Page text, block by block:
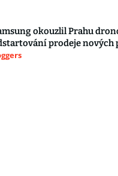
okouzlil Prahu
prodeje nových